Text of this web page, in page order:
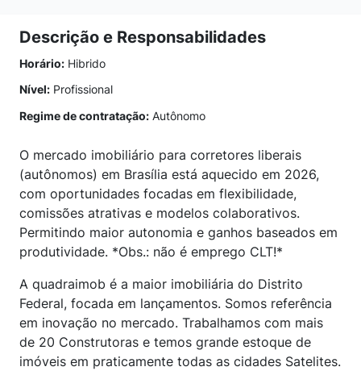
Descrição e Responsabilidades
Horário: Hibrido
Nível: Profissional
Regime de contratação: Autônomo
O mercado imobiliário para corretores liberais
(autônomos) em Brasília está aquecido em 2026,
com oportunidades focadas em flexibilidade,
comissões atrativas e modelos colaborativos.
Permitindo maior autonomia e ganhos baseados em
produtividade. *Obs.: não é emprego CLT!*
A quadraimob é a maior imobiliária do Distrito
Federal, focada em lançamentos. Somos referência
em inovação no mercado. Trabalhamos com mais
de 20 Construtoras e temos grande estoque de
imóveis em praticamente todas as cidades Satelites.